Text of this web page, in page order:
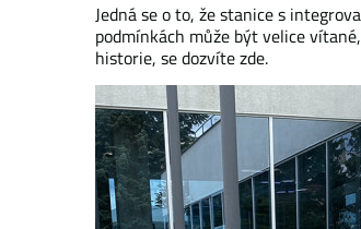
Jedná se o to, že stanice s
podmínkách může být velice
historie, se dozvíte zde.